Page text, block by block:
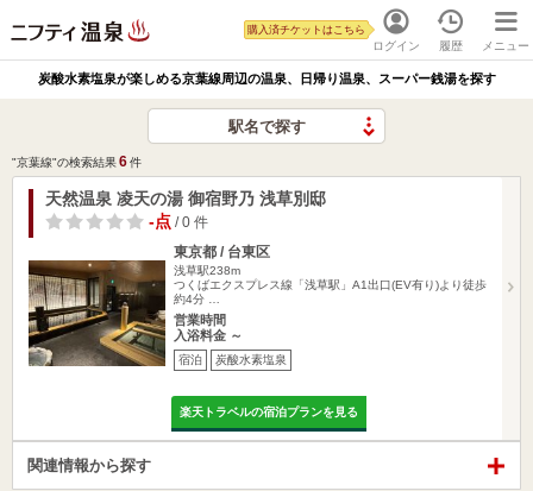
ログイン
購入済チケットはこちら
履歴 メニュー
炭酸水素塩泉が楽しめる京葉線周辺の温泉、日帰り温泉、スーパー銭湯を探す
駅名で探す
"京葉線"の検索結果6件
天然温泉 凌天の湯 御宿野乃 浅草別邸
-点 / 0 件
東京都 / 台東区
浅草駅238m
つくばエクスプレス線「浅草駅」A1出口(EV有り)より徒歩
約4分 …
営業時間
入浴料金 ～
宿泊 炭酸水素塩泉
楽天トラベルの宿泊プランを見る
関連情報から探す